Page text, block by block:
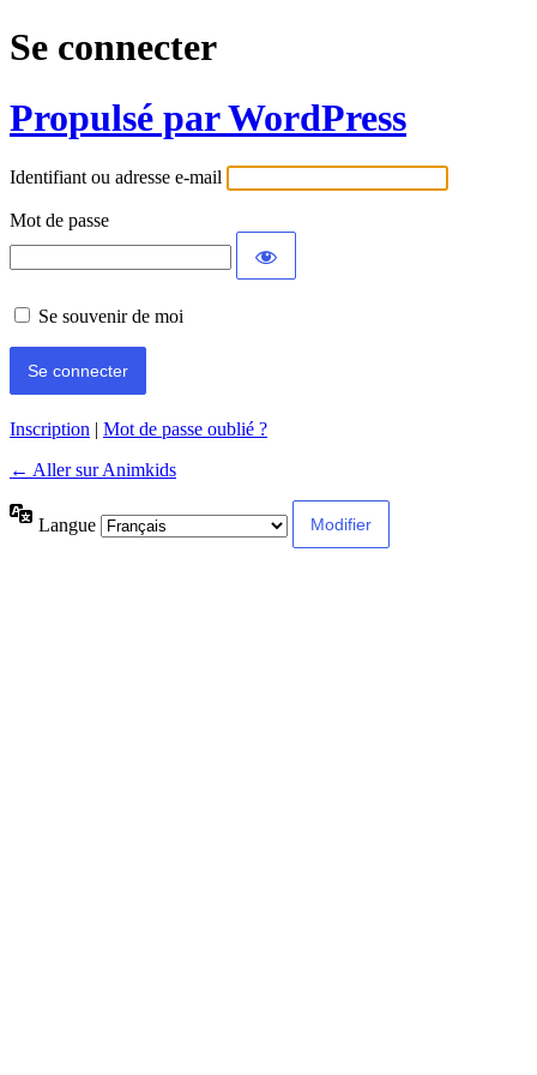
Se connecter
Propulsé par WordPress
Identifiant ou adresse e-mail
Mot de passe
Se souvenir de moi
Inscription | Mot de passe oublié ?
← Aller sur Animkids
Langue